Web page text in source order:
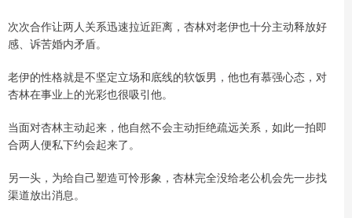
次次合作让两人关系迅速拉近距离，杏林对老伊也十分主动释放好
感、诉苦婚内矛盾。
老伊的性格就是不坚定立场和底线的软饭男，他也有慕强心态，对
杏林在事业上的光彩也很吸引他。
当面对杏林主动起来，他自然不会主动拒绝疏远关系，如此一拍即
合两人便私下约会起来了。
另一头，为给自己塑造可怜形象，杏林完全没给老公机会先一步找
渠道放出消息。